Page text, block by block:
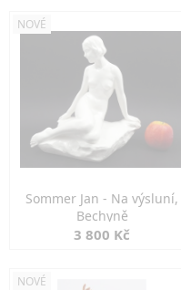
NOVÉ
Sommer Jan - Na výsluní,
Bechyně
3 800 Kč
NOVÉ